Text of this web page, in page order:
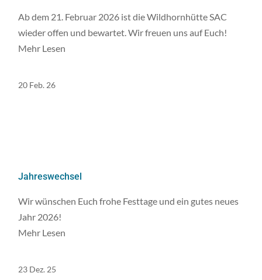
Ab dem 21. Februar 2026 ist die Wildhornhütte SAC
wieder offen und bewartet. Wir freuen uns auf Euch!
Mehr Lesen
20 Feb. 26
Jahreswechsel
Wir wünschen Euch frohe Festtage und ein gutes neues
Jahr 2026!
Mehr Lesen
23 Dez. 25